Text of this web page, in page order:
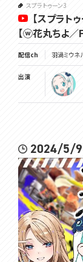
スプラトゥーン3
【スプラト
【ⓦ花丸ちよ／
配信ch 羽渦ミウ
出演
2024/5/